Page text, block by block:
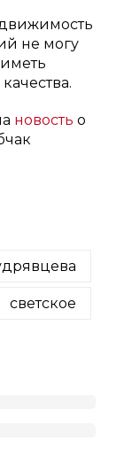
не могу
новость о
светское